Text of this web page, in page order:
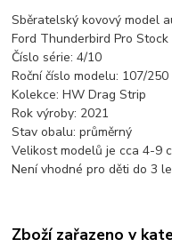
Sběratelský kovový model
Ford Thunderbird Pro Stock
Číslo série: 4/10
Roční číslo modelu: 107/250
Kolekce: HW Drag Strip
Rok výroby: 2021
Stav obalu: průměrný
Velikost modelů je cca 4-9
Není vhodné pro děti do 3
Zboží zařazeno v